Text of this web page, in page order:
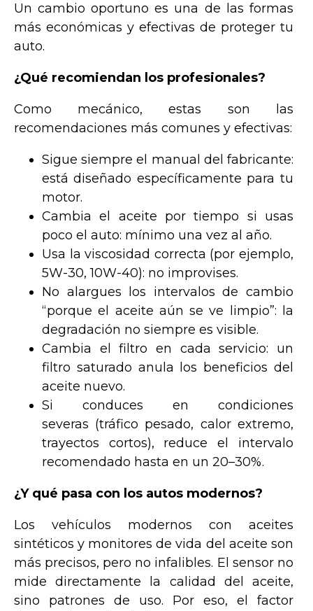
Un cambio oportuno es una de las formas
más económicas y efectivas de proteger tu
auto.
¿Qué recomiendan los profesionales?
Como mecánico, estas son las
recomendaciones más comunes y efectivas:
Sigue siempre el manual del fabricante:
está diseñado específicamente para tu
motor.
Cambia el aceite por tiempo si usas
poco el auto: mínimo una vez al año.
Usa la viscosidad correcta (por ejemplo,
5W-30, 10W-40): no improvises.
No alargues los intervalos de cambio
“porque el aceite aún se ve limpio”: la
degradación no siempre es visible.
Cambia el filtro en cada servicio: un
filtro saturado anula los beneficios del
aceite nuevo.
Si conduces en condiciones
severas (tráfico pesado, calor extremo,
trayectos cortos), reduce el intervalo
recomendado hasta en un 20–30%.
¿Y qué pasa con los autos modernos?
Los vehículos modernos con aceites
sintéticos y monitores de vida del aceite son
más precisos, pero no infalibles. El sensor no
mide directamente la calidad del aceite,
sino patrones de uso. Por eso, el factor